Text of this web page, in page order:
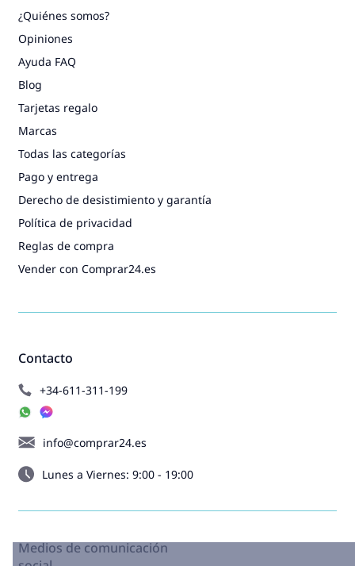
Contacto
+34-611-311-199
info@comprar24.es
Lunes a Viernes: 9:00 - 19:00
¿Quiénes somos?
Opiniones
Ayuda FAQ
Blog
Tarjetas regalo
Marcas
Todas las categorías
Pago y entrega
Derecho de desistimiento y garantía
Política de privacidad
Reglas de compra
Vender con Comprar24.es
Medios de comunicación